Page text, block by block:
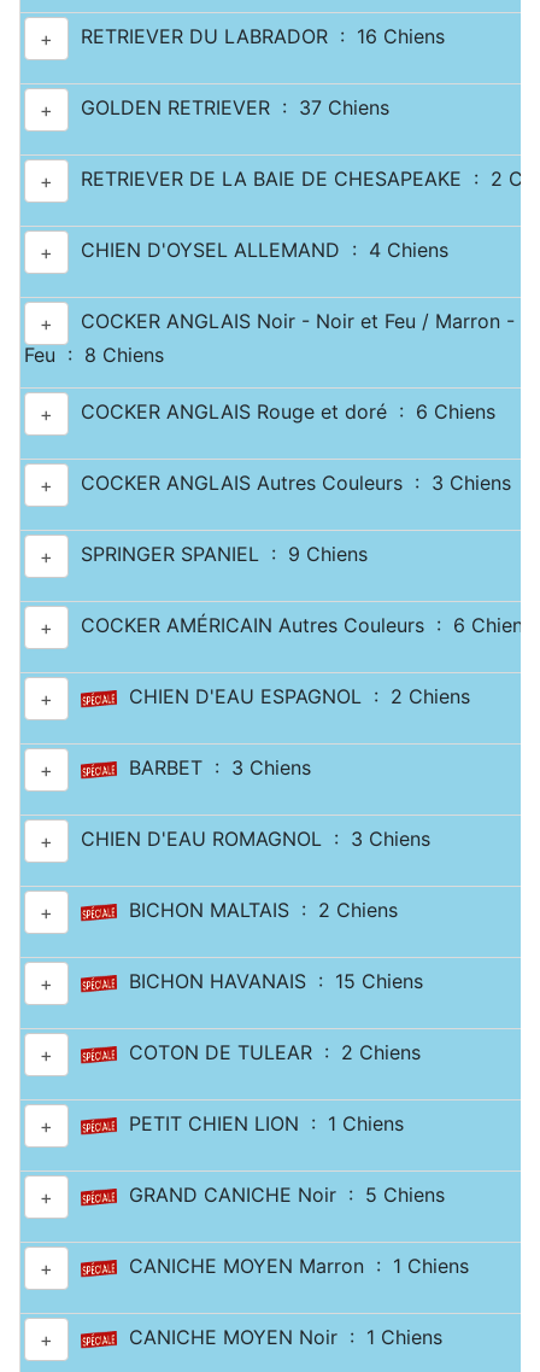
+ RETRIEVER DU LABRADOR : 16 Chiens
+ GOLDEN RETRIEVER : 37 Chiens
+ RETRIEVER DE LA BAIE DE CHESAPEAKE : 2
+ CHIEN D'OYSEL ALLEMAND : 4 Chiens
+
COCKER ANGLAIS Noir - Noir et Feu / Marron -
Feu : 8 Chiens
+ COCKER ANGLAIS Rouge et doré : 6 Chiens
+ COCKER ANGLAIS Autres Couleurs : 3 Chiens
+ SPRINGER SPANIEL : 9 Chiens
+ COCKER AMÉRICAIN Autres Couleurs : 6 Chiens
+ CHIEN D'EAU ESPAGNOL : 2 Chiens
+ BARBET : 3 Chiens
+ CHIEN D'EAU ROMAGNOL : 3 Chiens
+ BICHON MALTAIS : 2 Chiens
+ BICHON HAVANAIS : 15 Chiens
+ COTON DE TULEAR : 2 Chiens
+ PETIT CHIEN LION : 1 Chiens
+ GRAND CANICHE Noir : 5 Chiens
+ CANICHE MOYEN Marron : 1 Chiens
+ CANICHE MOYEN Noir : 1 Chiens